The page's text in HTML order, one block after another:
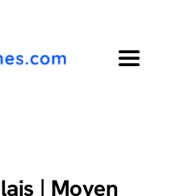
Toggle
| Moyen